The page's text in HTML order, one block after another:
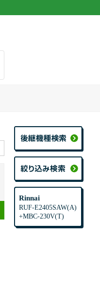
Rinnai
RUF-E2405SAW(A)
+MBC-230V(T)